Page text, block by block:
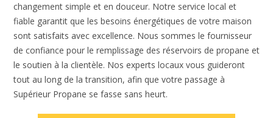
changement simple et en douceur. Notre service local et
fiable garantit que les besoins énergétiques de votre maison
sont satisfaits avec excellence. Nous sommes le fournisseur
de confiance pour le remplissage des réservoirs de propane et
le soutien à la clientèle. Nos experts locaux vous guideront
tout au long de la transition, afin que votre passage à
Supérieur Propane se fasse sans heurt.